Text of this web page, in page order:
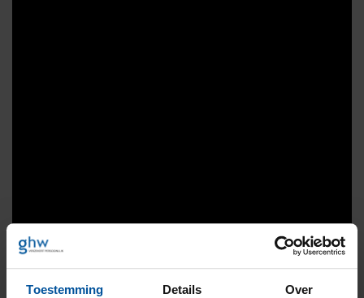
Toestemming Details Over